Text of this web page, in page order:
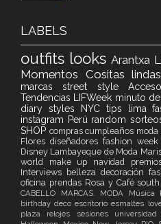
LABELS
outfits looksArantxa
Momentos Cositas lindas
marcasstreet style
Tendencias LIFWeek minuto
diary styles NYC tips lima
instagram Perú random
SHOP compras cumpleaños moda
Floresdiseñadoresfashion week
Disney Lambayeque de Moda
world make up navidad
Interviews belleza decoración
oficina prendas Rosa y Café
CABELLO MARCAS. MODA Música
birthdaydecoescritorioesmaltes
plaza relojes sesiones universidad